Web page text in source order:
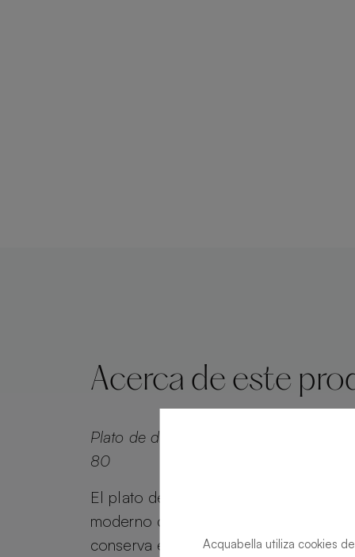
Acerca de este
Plato de ducha Alma Slate Beige
80
El plato de ducha Alma Slate combina
moderno con el atractivo atemporal.
conserva el encanto del efecto
Acquabella utiliza cookies